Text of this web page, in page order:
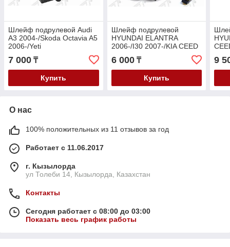
Шлейф подрулевой Audi
A3 2004-/Skoda Octavia A5
2006-/Yeti
2010-/Volkswagen Golf
2003-/Jetta
05-/Tiguan/Touran
7 000 ₸
Купить
Шлейф подрулевой
HYUNDAI ELANTRA
2006-/I30 2007-/KIA CEED
6 000₸
Купить
9
О нас
100% положительных из 11 отзывов за год
Работает с 11.06.2017
г. Кызылорда
ул Толеби 14, Кызылорда, Казахстан
Контакты
Сегодня работает с 08:00 до 03:00
Показать весь график работы